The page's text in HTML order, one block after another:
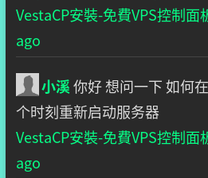
VestaCP安裝-免費VPS控制面
ago
小溪你好 想问一下 如何
个时刻重新启动服务器
VestaCP安裝-免費VPS控制面
ago